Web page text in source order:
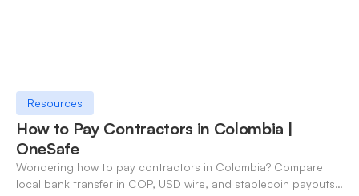
Resources
How to Pay Contractors in Colombia |
OneSafe
Wondering how to pay contractors in Colombia? Compare
local bank transfer in COP, USD wire, and stablecoin payouts.